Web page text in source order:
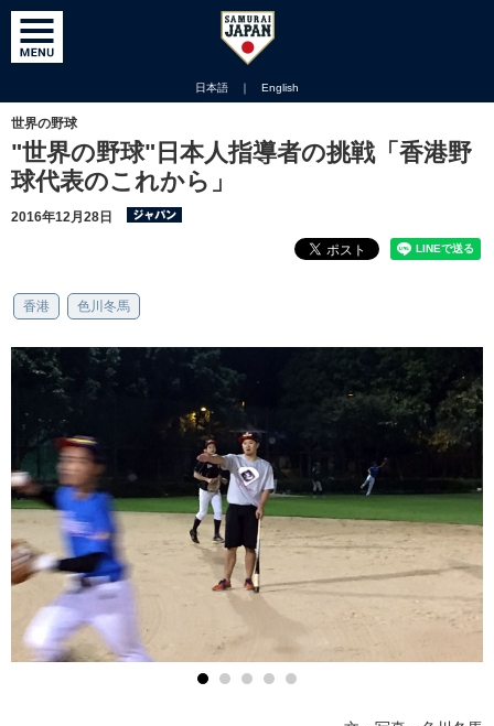
日本語 ｜ English
世界の野球
"世界の野球"日本人指導者の挑戦「香港野
球代表のこれから」
2016年12月28日
香港 色川冬馬